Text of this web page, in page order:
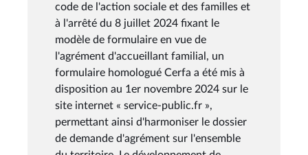
code de l'action sociale et des familles et
à l'arrêté du 8 juillet 2024 fixant le
modèle de formulaire en vue de
l'agrément d'accueillant familial, un
formulaire homologué Cerfa a été mis à
disposition au 1er novembre 2024 sur le
site internet « service-public.fr »,
permettant ainsi d'harmoniser le dossier
de demande d'agrément sur l'ensemble